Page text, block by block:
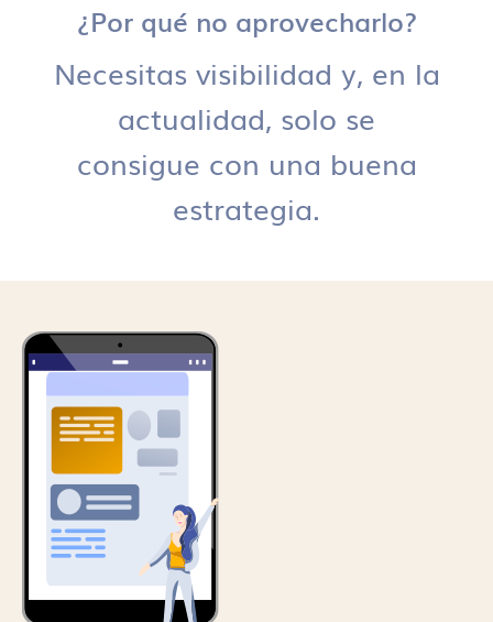
¿Por qué no aprovecharlo?
Necesitas visibilidad y, en la
actualidad, solo se
consigue con una buena
estrategia.